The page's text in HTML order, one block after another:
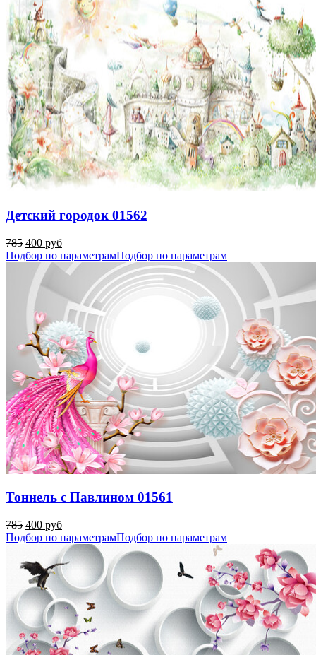
Детский городок 01562
785 400 руб
Подбор по параметрамПодбор по параметрам
Тоннель с Павлином 01561
785 400 руб
Подбор по параметрамПодбор по параметрам